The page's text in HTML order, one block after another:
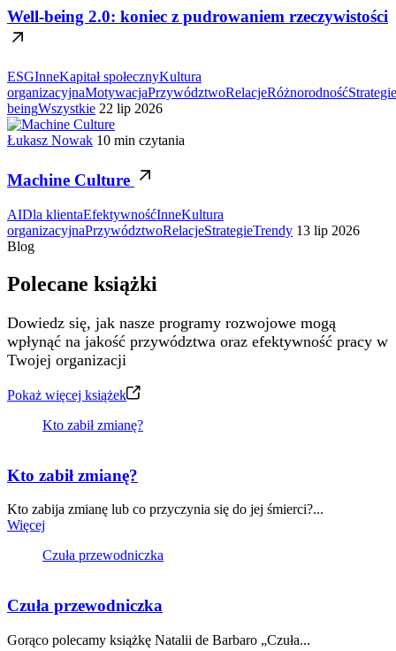
Well-being 2.0: koniec z pudrowaniem rzeczywistości
ESGInneKapitał społecznyKultura
organizacyjnaMotywacjaPrzywództwoRelacjeRóżnorodnośćStrategie
beingWszystkie 22 lip 2026
Łukasz Nowak 10 min czytania
Machine Culture
AIDla klientaEfektywnośćInneKultura
organizacyjnaPrzywództwoRelacjeStrategieTrendy 13 lip 2026
Blog
Polecane książki
Dowiedz się, jak nasze programy rozwojowe mogą
wpłynąć na jakość przywództwa oraz efektywność pracy w
Twojej organizacji
Pokaż więcej książek
Kto zabił zmianę?
Kto zabił zmianę?
Kto zabija zmianę lub co przyczynia się do jej śmierci?...
Więcej
Czuła przewodniczka
Czuła przewodniczka
Gorąco polecamy książkę Natalii de Barbaro „Czuła...